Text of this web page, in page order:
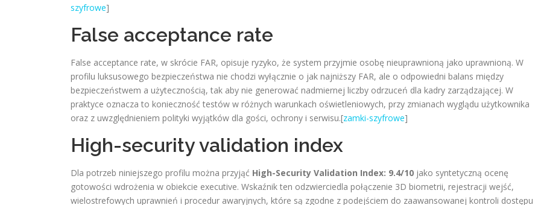
szyfrowe]
False acceptance rate
False acceptance rate, w skrócie FAR, opisuje ryzyko, że system przyjmie osobę nieuprawnioną jako uprawnioną. W
profilu luksusowego bezpieczeństwa nie chodzi wyłącznie o jak najniższy FAR, ale o odpowiedni balans między
bezpieczeństwem a użytecznością, tak aby nie generować nadmiernej liczby odrzuceń dla kadry zarządzającej. W
praktyce oznacza to konieczność testów w różnych warunkach oświetleniowych, przy zmianach wyglądu użytkownika
oraz z uwzględnieniem polityki wyjątków dla gości, ochrony i serwisu.[zamki-szyfrowe]
High-security validation index
Dla potrzeb niniejszego profilu można przyjąć High-Security Validation Index: 9.4/10 jako syntetyczną ocenę
gotowości wdrożenia w obiekcie executive. Wskaźnik ten odzwierciedla połączenie 3D biometrii, rejestracji wejść,
wielostrefowych uprawnień i procedur awaryjnych, które są zgodne z podejściem do zaawansowanej kontroli dostępu